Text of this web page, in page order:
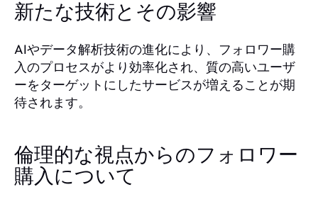
新たな技術とその影響
AIやデータ解析技術の進化により、フォロワー購
入のプロセスがより効率化され、質の高いユーザ
ーをターゲットにしたサービスが増えることが期
待されます。
倫理的な視点からのフォロワー
購入について